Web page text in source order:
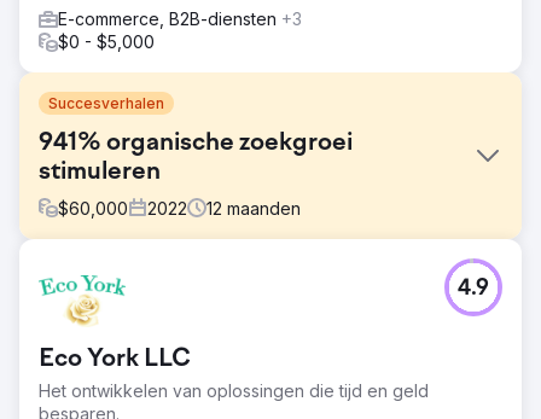
E-commerce, B2B-diensten +3
$0 - $5,000
Succesverhalen
941% organische zoekgroei
stimuleren
$60,000 2022 12 maanden
Benchmark, de grootste onafhankelijke zakelijke
makelaar van Australië, moest zijn online zichtbaarheid
Ondanks hun sterke nationale aanwezigheid en reputatie,
ondervonden ze hevige concurrentie om waardevolle
branchespecifieke zoekwoorden en hadden ze een
Eco York LLC
Het ontwikkelen van oplossingen die tijd en geld
besparen.
4.9